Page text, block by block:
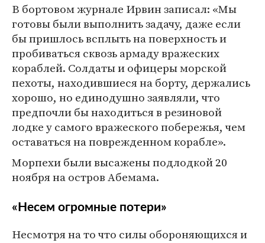
В бортовом журнале Ирвин записал: «Мы
готовы были выполнить задачу, даже если
бы пришлось всплыть на поверхность и
пробиваться сквозь армаду вражеских
кораблей. Солдаты и офицеры морской
пехоты, находившиеся на борту, держались
хорошо, но единодушно заявляли, что
предпочли бы находиться в резиновой
лодке у самого вражеского побережья, чем
оставаться на поврежденном корабле».
Морпехи были высажены подлодкой 20
ноября на остров Абемама.
«Несем огромные потери»
Несмотря на то что силы обороняющихся и